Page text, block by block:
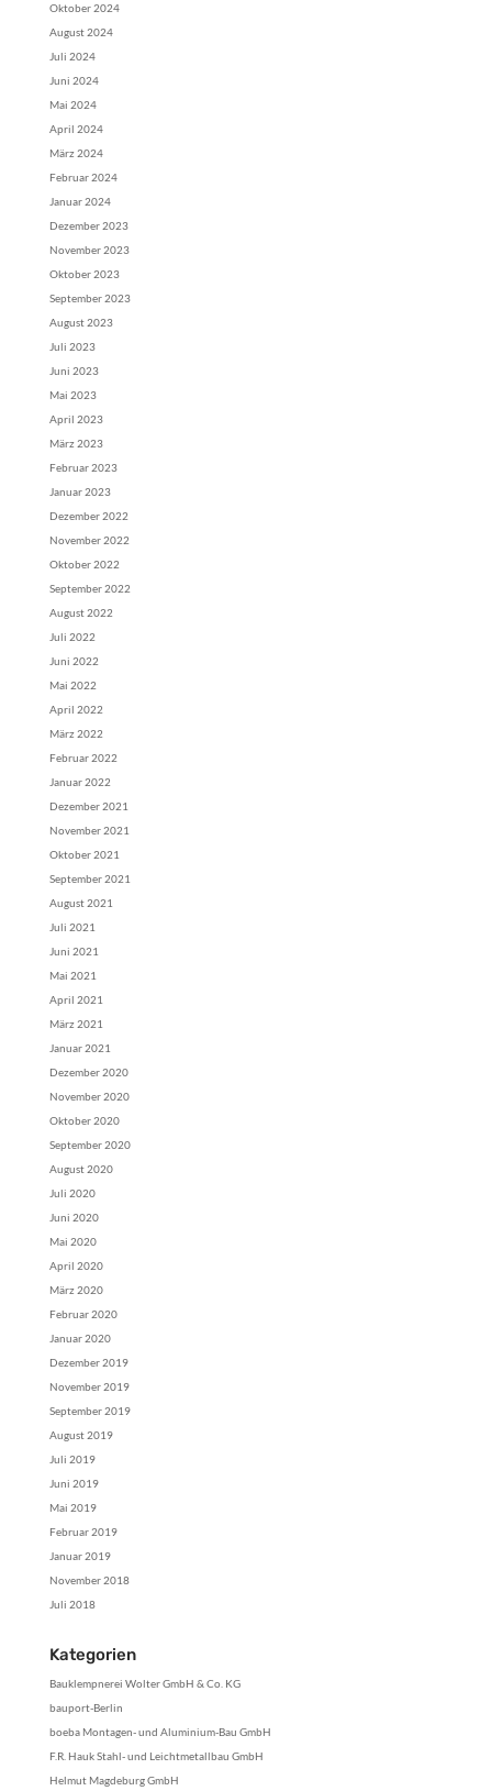
Oktober 2024
August 2024
Juli 2024
Juni 2024
Mai 2024
April 2024
März 2024
Februar 2024
Januar 2024
Dezember 2023
November 2023
Oktober 2023
September 2023
August 2023
Juli 2023
Juni 2023
Mai 2023
April 2023
März 2023
Februar 2023
Januar 2023
Dezember 2022
November 2022
Oktober 2022
September 2022
August 2022
Juli 2022
Juni 2022
Mai 2022
April 2022
März 2022
Februar 2022
Januar 2022
Dezember 2021
November 2021
Oktober 2021
September 2021
August 2021
Juli 2021
Juni 2021
Mai 2021
April 2021
März 2021
Januar 2021
Dezember 2020
November 2020
Oktober 2020
September 2020
August 2020
Juli 2020
Juni 2020
Mai 2020
April 2020
März 2020
Februar 2020
Januar 2020
Dezember 2019
November 2019
September 2019
August 2019
Juli 2019
Juni 2019
Mai 2019
Februar 2019
Januar 2019
November 2018
Juli 2018
Kategorien
Bauklempnerei Wolter GmbH & Co. KG
bauport-Berlin
boeba Montagen- und Aluminium-Bau GmbH
F.R. Hauk Stahl- und Leichtmetallbau GmbH
Helmut Magdeburg GmbH